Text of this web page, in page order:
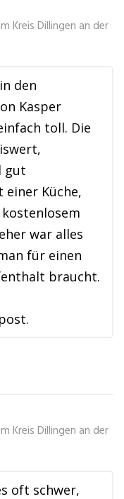
Kreis Dillingen an der
den
Kasper
toll. Die
gut
Küche,
war alles
für einen
braucht.
Kreis Dillingen an der
oft schwer,